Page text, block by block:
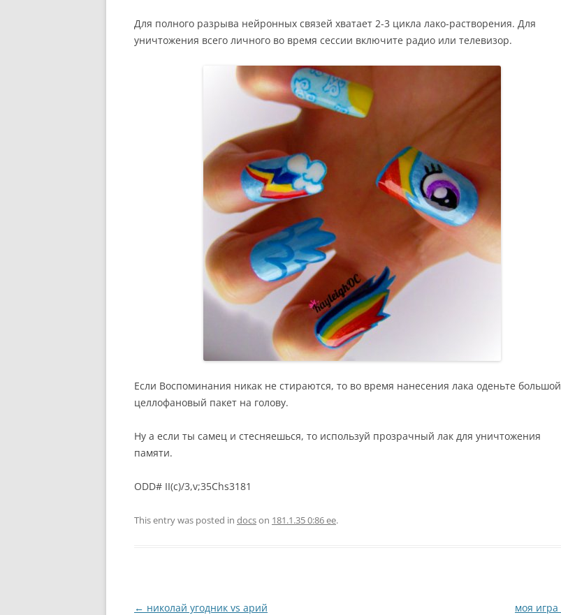
Для полного разрыва нейронных связей хватает 2-3 цикла лако-растворения. Для
уничтожения всего личного во время сессии включите радио или телевизор.
Если Воспоминания никак не стираются, то во время нанесения лака оденьте большой
целлофановый пакет на голову.
Ну а если ты самец и стесняешься, то используй прозрачный лак для уничтожения
памяти.
ODD# II(c)/3,v;35Chs3181
This entry was posted in docson 181.1.35 0:86 ee.
Post
← николай угодник vs арий моя игра